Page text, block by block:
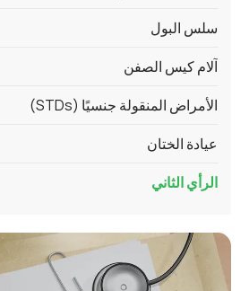
سلس البول
آلام كيس الصفن
الأمراض المنقولة جنسيًا (STDs)
عيادة الختان
الرأي الثاني